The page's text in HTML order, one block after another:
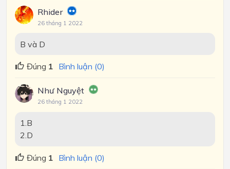
Rhider
26 tháng 1 2022
B và D
Đúng 1 Bình luận (0)
Như Nguyệt
26 tháng 1 2022
1.B
2.D
Đúng 1 Bình luận (0)